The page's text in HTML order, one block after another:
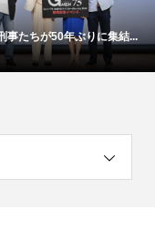
事たちが50年ぶりに集結...